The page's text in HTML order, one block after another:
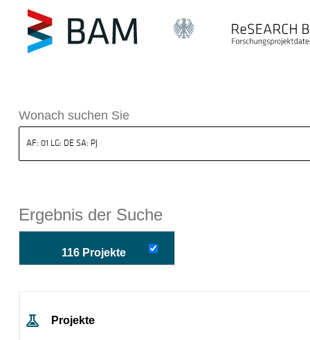
BAM
Wonach suchen Sie
Ergebnis der Suche
116 Projekte
Projekte